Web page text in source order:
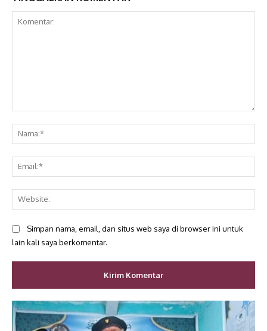
Simpan nama, email, dan situs web saya di browser ini untuk
lain kali saya berkomentar.